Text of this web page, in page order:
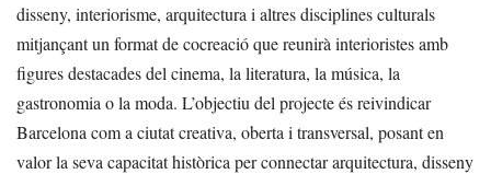
disseny, interiorisme, arquitectura i altres disciplines culturals
mitjançant un format de cocreació que reunirà interioristes amb
figures destacades del cinema, la literatura, la música, la
gastronomia o la moda. L’objectiu del projecte és reivindicar
Barcelona com a ciutat creativa, oberta i transversal, posant en
valor la seva capacitat històrica per connectar arquitectura, disseny